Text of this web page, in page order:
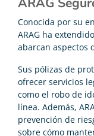
Conocida por su
ARAG ha
abarcan aspectos
Sus pólizas de
ofrecer servicios
como el robo de
línea. Además,
prevención de
sobre cómo